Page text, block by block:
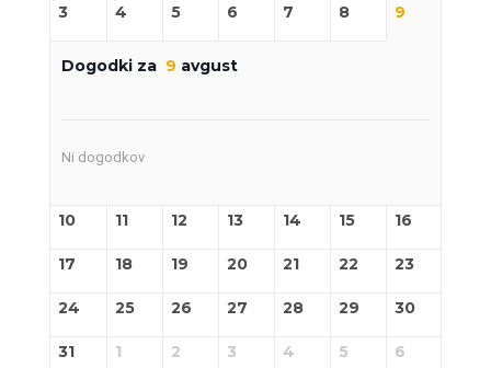
3 4 5 6 7 8 9
Dogodki za 9 avgust
Ni dogodkov
10 11 12 13 14 15 16
17 18 19 20 21 22 23
24 25 26 27 28 29 30
31 1 2 3 4 5 6